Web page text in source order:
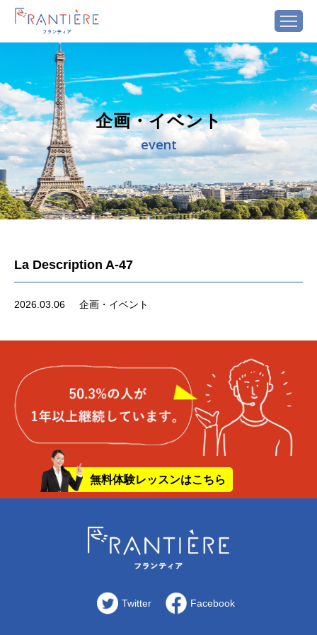
企画・イベント
event
La Description A-47
2026.03.06 企画・イベント
無料体験レッスンはこちら
Twitter Facebook